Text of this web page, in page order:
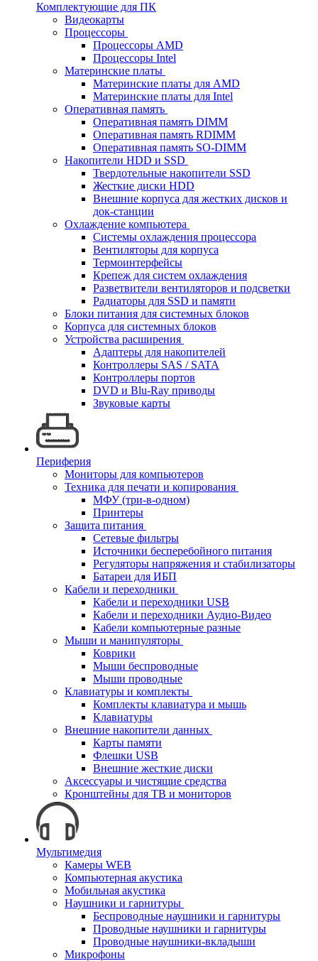
Комплектующие для ПК
Видеокарты
Процессоры
Процессоры AMD
Процессоры Intel
Материнские платы
Материнские платы для AMD
Материнские платы для Intel
Оперативная память
Оперативная память DIMM
Оперативная память RDIMM
Оперативная память SO-DIMM
Накопители HDD и SSD
Твердотельные накопители SSD
Жесткие диски HDD
Внешние корпуса для жестких дисков и
док-станции
Охлаждение компьютера
Системы охлаждения процессора
Вентиляторы для корпуса
Термоинтерфейсы
Крепеж для систем охлаждения
Разветвители вентиляторов и подсветки
Радиаторы для SSD и памяти
Блоки питания для системных блоков
Корпуса для системных блоков
Устройства расширения
Адаптеры для накопителей
Контроллеры SAS / SATA
Контроллеры портов
DVD и Blu-Ray приводы
Звуковые карты
Периферия
Мониторы для компьютеров
Техника для печати и копирования
МФУ (три-в-одном)
Принтеры
Защита питания
Сетевые фильтры
Источники бесперебойного питания
Регуляторы напряжения и стабилизаторы
Батареи для ИБП
Кабели и переходники
Кабели и переходники USB
Кабели и переходники Аудио-Видео
Кабели компьютерные разные
Мыши и манипуляторы
Коврики
Мыши беспроводные
Мыши проводные
Клавиатуры и комплекты
Комплекты клавиатура и мышь
Клавиатуры
Внешние накопители данных
Карты памяти
Флешки USB
Внешние жесткие диски
Аксессуары и чистящие средства
Кронштейны для ТВ и мониторов
Мультимедия
Камеры WEB
Компьютерная акустика
Мобильная акустика
Наушники и гарнитуры
Беспроводные наушники и гарнитуры
Проводные наушники и гарнитуры
Проводные наушники-вкладыши
Микрофоны